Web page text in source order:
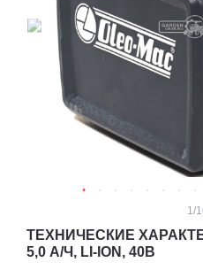
1 /
ТЕХНИЧЕСКИЕ
5,0 А/Ч, LI-ION, 40В